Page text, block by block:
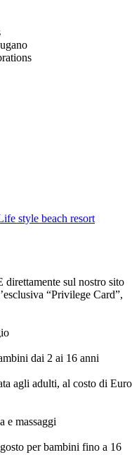
style beach resort
sul nostro sito
“Privilege Card”,
dai 2 ai 16 anni
agli adulti, al costo di Euro
e massaggi
per bambini fino a 16